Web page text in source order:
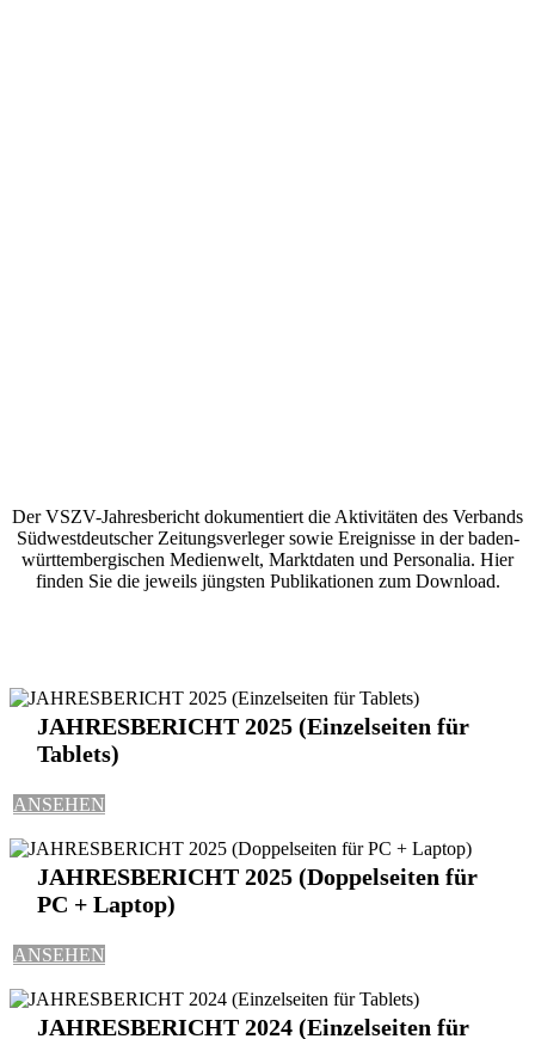
Der VSZV-Jahresbericht dokumentiert die Aktivitäten des Verbands
Südwestdeutscher Zeitungsverleger sowie Ereignisse in der baden-
württembergischen Medienwelt, Marktdaten und Personalia. Hier
finden Sie die jeweils jüngsten Publikationen zum Download.
JAHRESBERICHT 2025 (Einzelseiten für
Tablets)
ANSEHEN
JAHRESBERICHT 2025 (Doppelseiten für
PC + Laptop)
ANSEHEN
JAHRESBERICHT 2024 (Einzelseiten für